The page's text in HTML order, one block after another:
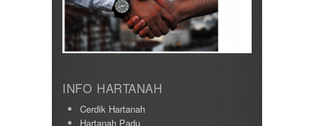
INFO HARTANAH
Cerdik Hartanah
Hartanah Padu